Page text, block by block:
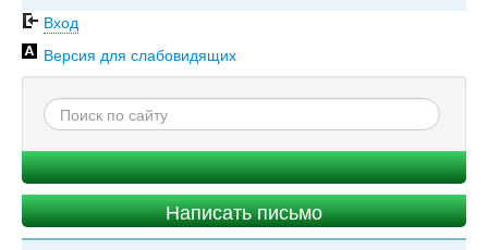
Вход
Версия для слабовидящих
Написать письмо